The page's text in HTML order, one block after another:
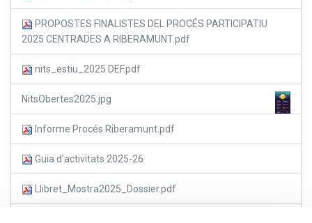
PROPOSTES FINALISTES DEL PROCÉS PARTICIPATIU
2025 CENTRADES A RIBERAMUNT.pdf
nits_estiu_2025 DEF.pdf
NitsObertes2025.jpg
Informe Procés Riberamunt.pdf
Guia d'activitats 2025-26
Llibret_Mostra2025_Dossier.pdf